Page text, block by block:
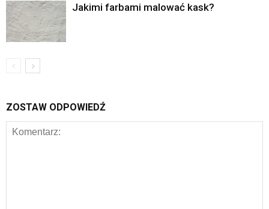
Jakimi farbami malować kask?
ZOSTAW ODPOWIEDŹ